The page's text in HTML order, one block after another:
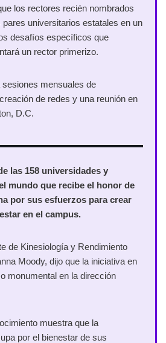
los rectores recién nombrados
universitarios estatales en un
desafíos específicos que
un rector primerizo.
sesiones mensuales de
de redes y una reunión en
D.C.
las 158 universidades y
mundo que recibe el honor de
por sus esfuerzos para crear
en el campus.
de Kinesiología y Rendimiento
Moody, dijo que la iniciativa en
monumental en la dirección
muestra que la
por el bienestar de sus